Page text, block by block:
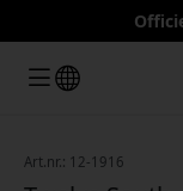
Art.nr.: 12-1916